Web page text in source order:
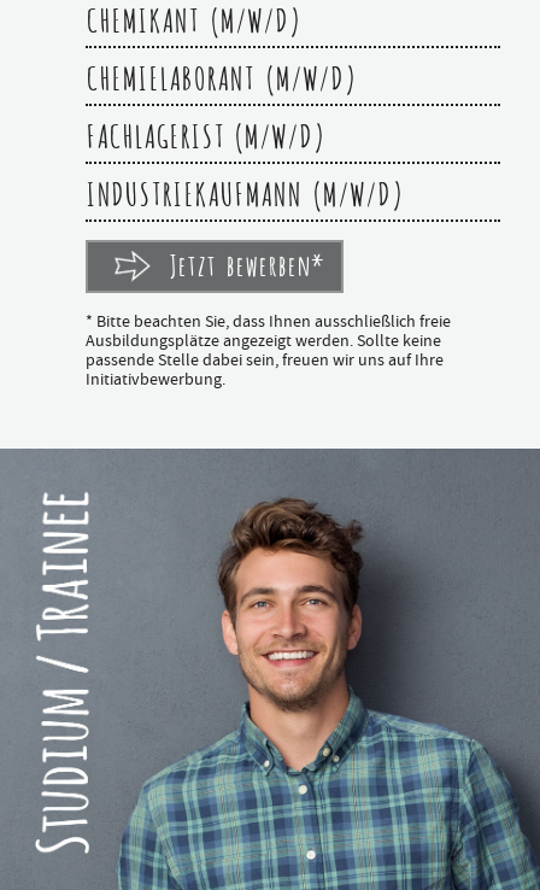
CHEMIKANT (M/W/D)
CHEMIELABORANT (M/W/D)
FACHLAGERIST (M/W/D)
INDUSTRIEKAUFMANN (M/W/D)
Jetzt bewerben*
* Bitte beachten Sie, dass Ihnen ausschließlich freie
Ausbildungsplätze angezeigt werden. Sollte keine
passende Stelle dabei sein, freuen wir uns auf Ihre
Initiativbewerbung.